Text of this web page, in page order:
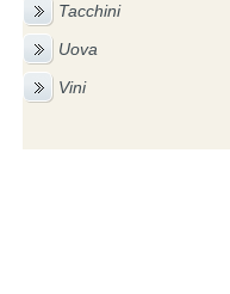
Tacchini
Uova
Vini